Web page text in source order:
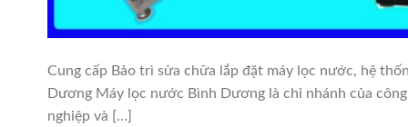
Cung cấp Bảo trì sửa chữa lắp đặt máy lọc nước, hệ
Dương Máy lọc nước Bình Dương là chi nhánh của
nghiệp và […]